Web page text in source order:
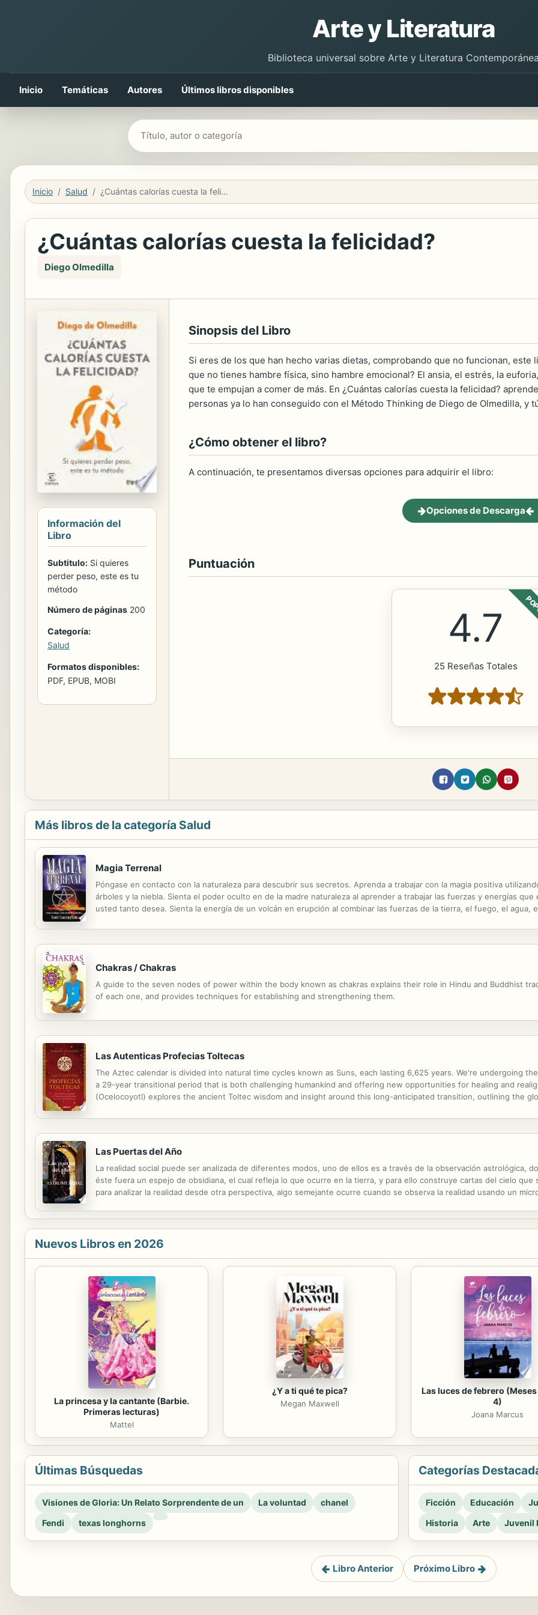
Arte y Literatura
Biblioteca universal sobre Arte y Literatura
Inicio Temáticas Autores Últimos libros disponibles
Buscar libros
Inicio Salud ¿Cuántas calorías cuesta la felicidad?
¿Cuántas calorías cuesta la felicidad?
Diego Olmedilla
Información del
Libro
Subtitulo: Si quieres
perder peso, este es tu
método
Número de páginas 200
Categoría:
Salud
Formatos disponibles:
PDF, EPUB, MOBI
Sinopsis del Libro
Si eres de los que han hecho varias dietas, comprobando que no funcionan,
que no tienes hambre física, sino hambre emocional? El ansia, el estrés, la
que te empujan a comer de más. En ¿Cuántas calorías cuesta la felicidad?
personas ya lo han conseguido con el Método Thinking de Diego de Olmedilla, y
¿Cómo obtener el libro?
A continuación, te presentamos diversas opciones para adquirir el libro:
Opciones de Descarga
Puntuación
4.7
25 Reseñas Totales
Más libros de la categoría Salud
Magia Terrenal
Póngase en contacto con la naturaleza para descubrir sus secretos. Aprenda a trabajar con la magia positiva
árboles y la niebla. Sienta el poder oculto en de la madre naturaleza al aprender a trabajar las fuerzas y energías
usted tanto desea. Sienta la energía de un volcán en erupción al combinar las fuerzas de la tierra, el fuego, el agua,
Chakras / Chakras
A guide to the seven nodes of power within the body known as chakras explains their role in Hindu and Buddhist
of each one, and provides techniques for establishing and strengthening them.
Las Autenticas Profecias Toltecas
The Aztec calendar is divided into natural time cycles known as Suns, each lasting 6,625 years. We're undergoing
a 29-year transitional period that is both challenging humankind and offering new opportunities for healing and
(Ocelocoyotl) explores the ancient Toltec wisdom and insight around this long-anticipated transition, outlining the
Las Puertas del Año
La realidad social puede ser analizada de diferentes modos, uno de ellos es a través de la observación astrológica,
éste fuera un espejo de obsidiana, el cual refleja lo que ocurre en la tierra, y para ello construye cartas del cielo
para analizar la realidad desde otra perspectiva, algo semejante ocurre cuando se observa la realidad usando un
Nuevos Libros en 2026
La princesa y la cantante (Barbie.
Primeras lecturas)
Mattel
¿Y a ti qué te pica?
Megan Maxwell
Las luces de febrero
4)
Joana Marcus
Últimas Búsquedas
Visiones de Gloria: Un Relato Sorprendente de un La voluntad
chanel
Fendi
texas longhorns
Categorías
Ficción Educación
Historia
Arte Juvenil
Libro Anterior Próximo Libro